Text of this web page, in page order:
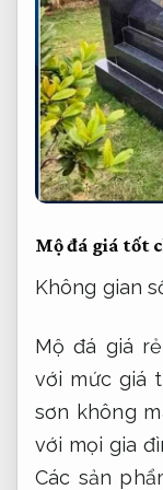
Mộ đá giá tốt
Không gian
Mộ đá giá
với mức giá
sơn không
với mọi gia
Các sản